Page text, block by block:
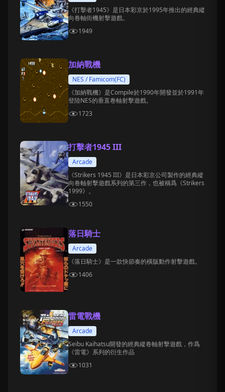
《打擊者1945》是日本彩京於1995年推出的經典縱
向卷軸街機射擊遊戲。
1949
加納戰機
NES / Famicom(FC)
《加納戰機》是Compile於1990年開發並於1991年
登陸NES的垂直卷軸射擊遊戲。
1723
打擊者1945 III
Arcade
《Strikers 1945 III》是日本彩京公司製作的經典縱
向卷軸射擊遊戲系列的第三作，也被稱爲《Strikers
1999》。
1550
落日騎士
Arcade
《落日騎士》是一款快節奏的橫版動作射擊遊戲。
1406
雷電戰機
Arcade
Seibu Kaihatsu開發的經典縱卷軸射擊遊戲，作爲
《雷電》系列的衍生作品
1031